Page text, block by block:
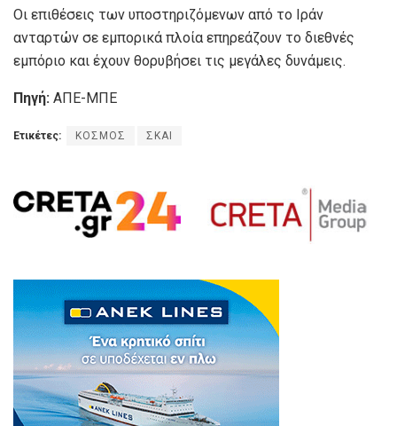
Οι επιθέσεις των υποστηριζόμενων από το Ιράν
ανταρτών σε εμπορικά πλοία επηρεάζουν το διεθνές
εμπόριο και έχουν θορυβήσει τις μεγάλες δυνάμεις.
Πηγή: ΑΠΕ-ΜΠΕ
Ετικέτες: ΚΟΣΜΟΣ ΣΚΑΙ